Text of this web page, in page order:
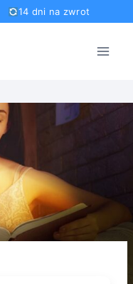
14 dni na zwrot